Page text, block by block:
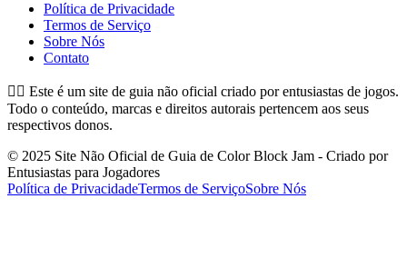
Política de Privacidade
Termos de Serviço
Sobre Nós
Contato
👉🏻 Este é um site de guia não oficial criado por entusiastas de jogos.
Todo o conteúdo, marcas e direitos autorais pertencem aos seus
respectivos donos.
© 2025 Site Não Oficial de Guia de Color Block Jam - Criado por
Entusiastas para Jogadores
Política de PrivacidadeTermos de ServiçoSobre Nós